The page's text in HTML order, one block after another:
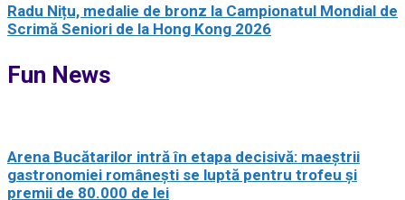
Radu Nițu, medalie de bronz la Campionatul Mondial de
Scrimă Seniori de la Hong Kong 2026
Fun News
Arena Bucătarilor intră în etapa decisivă: maeștrii
gastronomiei românești se luptă pentru trofeu și
premii de 80.000 de lei